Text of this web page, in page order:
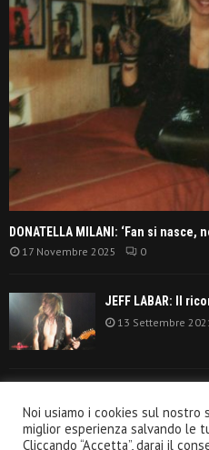
DONATELLA MILANI: ‘Fan si nasce,
17 Novembre 2025 0
JEFF LABAR: Il
13 Settembre
settanta’!
30 Giugno 2021
Noi usiamo i cookies sul
miglior esperienza salvando le
Cliccando “Accetta”, darai il